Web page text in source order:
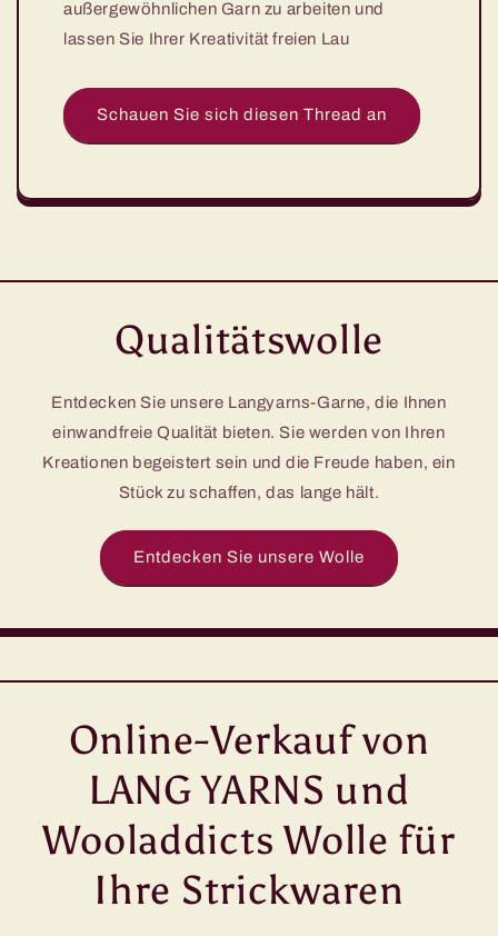
außergewöhnlichen Garn zu arbeiten und
lassen Sie Ihrer Kreativität freien Lau
Schauen Sie sich diesen Thread an
Qualitätswolle
Entdecken Sie unsere Langyarns-Garne, die Ihnen
einwandfreie Qualität bieten. Sie werden von Ihren
Kreationen begeistert sein und die Freude haben, ein
Stück zu schaffen, das lange hält.
Entdecken Sie unsere Wolle
Online-Verkauf von
LANG YARNS und
Wooladdicts Wolle für
Ihre Strickwaren